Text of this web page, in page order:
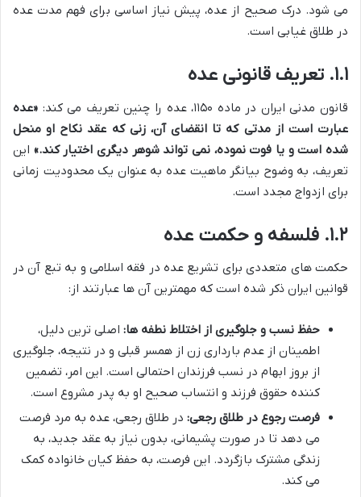
می شود. درک صحیح از عده، پیش نیاز اساسی برای فهم مدت عده
در طلاق غیابی است.
۱.۱. تعریف قانونی عده
قانون مدنی ایران در ماده ۱۱۵۰، عده را چنین تعریف می کند:
«عده
عبارت است از مدتی که تا انقضای آن، زنی که عقد نکاح او منحل
شده است و یا فوت نموده، نمی تواند شوهر دیگری اختیار کند.» این
تعریف، به وضوح بیانگر ماهیت عده به عنوان یک محدودیت زمانی
برای ازدواج مجدد است.
۱.۲. فلسفه و حکمت عده
حکمت های متعددی برای تشریع عده در فقه اسلامی و به تبع آن در
قوانین ایران ذکر شده است که مهمترین آن ها عبارتند از:
حفظ نسب و جلوگیری از اختلاط نطفه ها: اصلی ترین دلیل،
اطمینان از عدم بارداری زن از همسر قبلی و در نتیجه، جلوگیری
از بروز ابهام در نسب فرزندان احتمالی است. این امر، تضمین
کننده حقوق فرزند و انتساب صحیح او به پدر مشروع است.
فرصت رجوع در طلاق رجعی: در طلاق رجعی، عده به مرد فرصت
می دهد تا در صورت پشیمانی، بدون نیاز به عقد جدید، به
زندگی مشترک بازگردد. این فرصت، به حفظ کیان خانواده کمک
می کند.